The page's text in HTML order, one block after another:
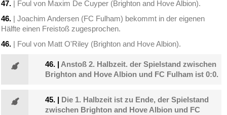
47. | Foul von Maxim De Cuyper (Brighton and Hove Albion).
46. | Joachim Andersen (FC Fulham) bekommt in der eigenen
Hälfte einen Freistoß zugesprochen.
46. | Foul von Matt O'Riley (Brighton and Hove Albion).
46. | Anstoß 2. Halbzeit. der Spielstand zwischen
Brighton and Hove Albion und FC Fulham ist 0:0.
45. | Die 1. Halbzeit ist zu Ende, der Spielstand
zwischen Brighton and Hove Albion und FC